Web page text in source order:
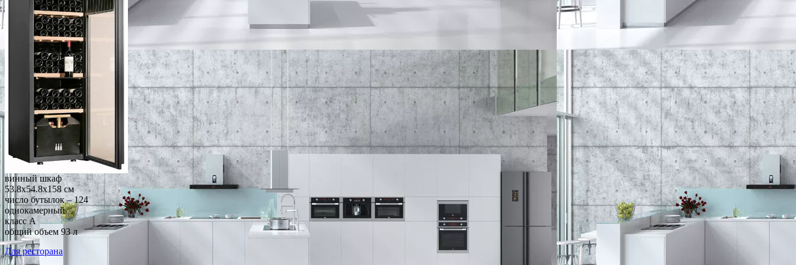
винный шкаф
53.8x54.8x158 см
число бутылок – 124
однокамерный
класс A
общий объем 93 л
Для ресторана